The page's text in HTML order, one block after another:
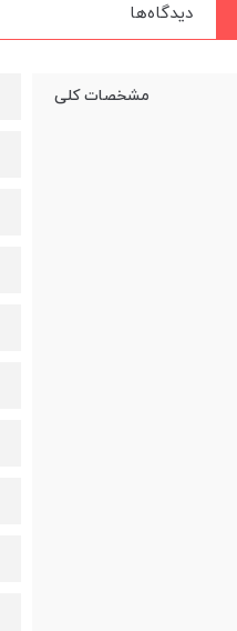
دیدگاه‌ها
مشخصات کلی